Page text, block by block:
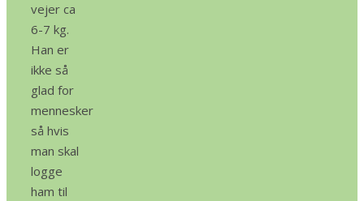
vejer ca
6-7 kg.
Han er
ikke så
glad for
mennesker
så hvis
man skal
logge
ham til